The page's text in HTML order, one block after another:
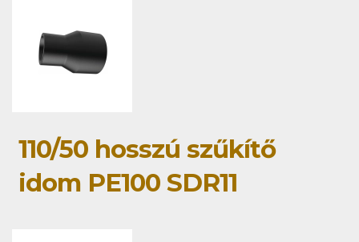
110/50 hosszú szűkítő
idom PE100 SDR11